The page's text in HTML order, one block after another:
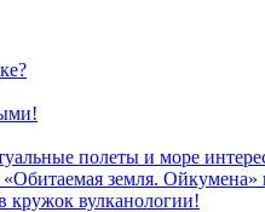
полеты и море
земля.
кружок вулканологии!